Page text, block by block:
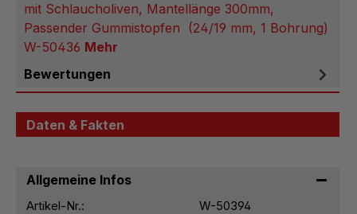
mit Schlaucholiven, Mantellänge 300mm,
Passender Gummistopfen (24/19 mm, 1 Bohrung)
W-50436 Mehr
Bewertungen
Daten & Fakten
Allgemeine Infos
Artikel-Nr.:
W-50394